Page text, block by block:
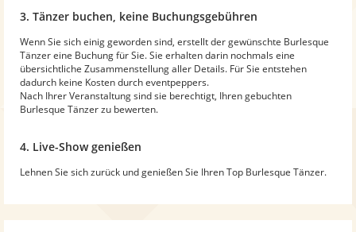
3. Tänzer buchen, keine Buchungsgebühren
Wenn Sie sich einig geworden sind, erstellt der gewünschte Burlesque
Tänzer eine Buchung für Sie. Sie erhalten darin nochmals eine
übersichtliche Zusammenstellung aller Details. Für Sie entstehen
dadurch keine Kosten durch eventpeppers.
Nach Ihrer Veranstaltung sind sie berechtigt, Ihren gebuchten
Burlesque Tänzer zu bewerten.
4. Live-Show genießen
Lehnen Sie sich zurück und genießen Sie Ihren Top Burlesque Tänzer.